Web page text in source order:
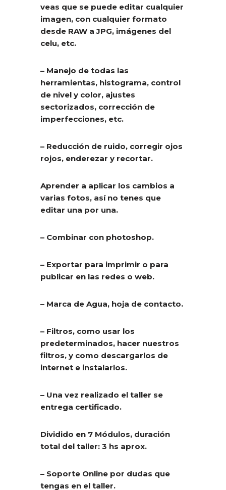
veas que se puede editar cualquier
imagen, con cualquier formato
desde RAW a JPG, imágenes del
celu, etc.
– Manejo de todas las
herramientas, histograma, control
de nivel y color, ajustes
sectorizados, corrección de
imperfecciones, etc.
– Reducción de ruido, corregir ojos
rojos, enderezar y recortar.
Aprender a aplicar los cambios a
varias fotos, así no tenes que
editar una por una.
– Combinar con photoshop.
– Exportar para imprimir o para
publicar en las redes o web.
– Marca de Agua, hoja de contacto.
– Filtros, como usar los
predeterminados, hacer nuestros
filtros, y como descargarlos de
internet e instalarlos.
– Una vez realizado el taller se
entrega certificado.
Dividido en 7 Módulos, duración
total del taller: 3 hs aprox.
– Soporte Online por dudas que
tengas en el taller.